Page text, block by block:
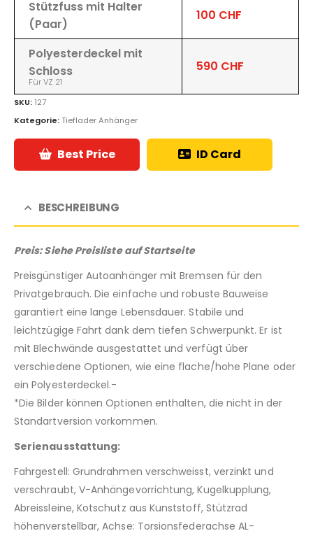
Stützfuss mit Halter
(Paar)
100 CHF
Polyesterdeckel mit
Schloss
Für VZ 21
590 CHF
SKU: 127
Kategorie:Tieflader Anhänger
Best Price ID Card
BESCHREIBUNG
Preis: Siehe Preisliste auf Startseite
Preisgünstiger Autoanhänger mit Bremsen für den
Privatgebrauch. Die einfache und robuste Bauweise
garantiert eine lange Lebensdauer. Stabile und
leichtzügige Fahrt dank dem tiefen Schwerpunkt. Er ist
mit Blechwände ausgestattet und verfügt über
verschiedene Optionen, wie eine flache/hohe Plane oder
ein Polyesterdeckel.-
*Die Bilder können Optionen enthalten, die nicht in der
Standartversion vorkommen.
Serienausstattung:
Fahrgestell: Grundrahmen verschweisst, verzinkt und
verschraubt, V-Anhängevorrichtung, Kugelkupplung,
Abreissleine, Kotschutz aus Kunststoff, Stützrad
höhenverstellbar, Achse: Torsionsfederachse AL-